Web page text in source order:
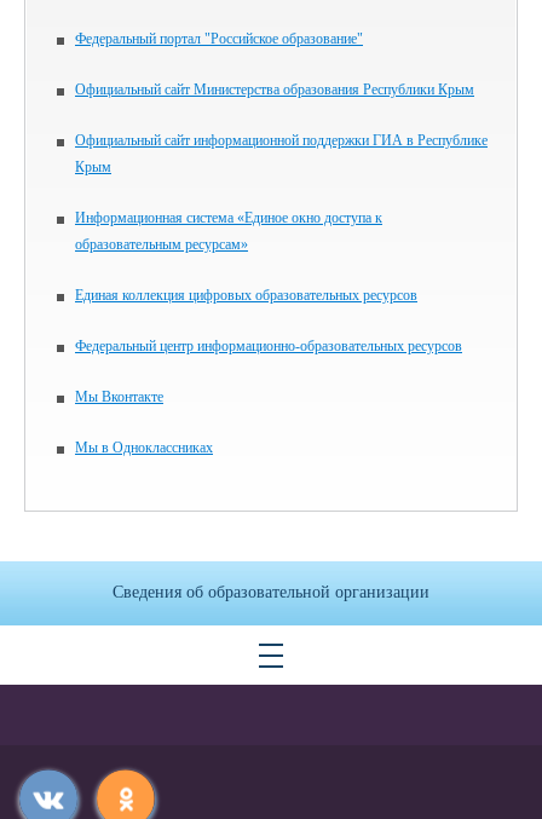
Федеральный портал "Российское образование"
Официальный сайт Министерства образования Республики Крым
Официальный сайт информационной поддержки ГИА в Республике
Крым
Информационная система «Единое окно доступа к
образовательным ресурсам»
Единая коллекция цифровых образовательных ресурсов
Федеральный центр информационно-образовательных ресурсов
Мы Вконтакте
Мы в Одноклассниках
Сведения об образовательной организации